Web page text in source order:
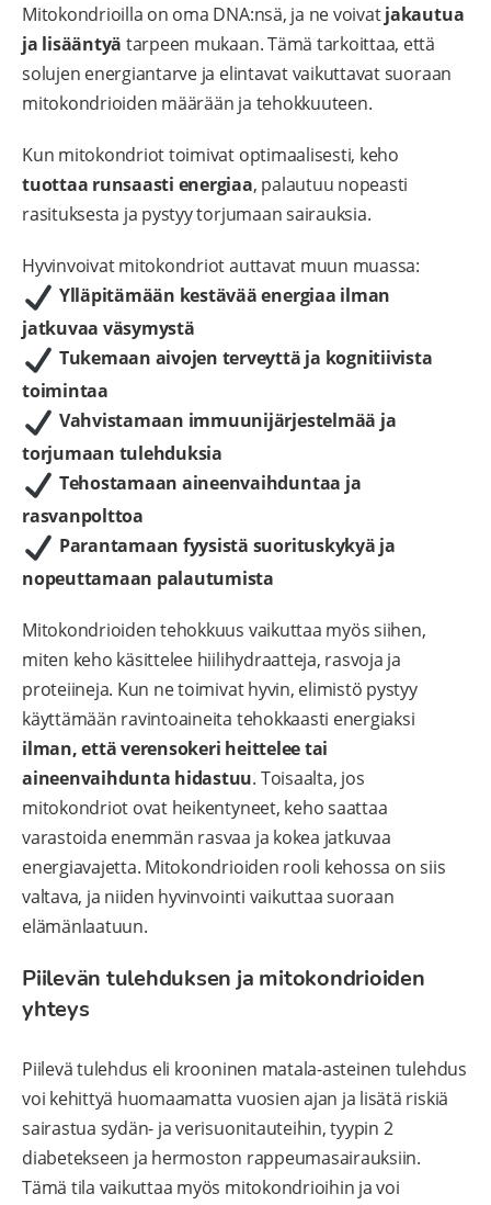
Mitokondrioilla on oma DNA:nsä, ja ne voivatjakautua
ja lisääntyä tarpeen mukaan. Tämä tarkoittaa, että
solujen energiantarve ja elintavat vaikuttavat suoraan
mitokondrioiden määrään ja tehokkuuteen.
Kun mitokondriot toimivat optimaalisesti, keho
tuottaa runsaasti energiaa, palautuu nopeasti
rasituksesta ja pystyy torjumaan sairauksia.
Hyvinvoivat mitokondriot auttavat muun muassa:
Ylläpitämään kestävää energiaa ilman
jatkuvaa väsymystä
Tukemaan aivojen terveyttä ja kognitiivista
toimintaa
Vahvistamaan immuunijärjestelmää ja
torjumaan tulehduksia
Tehostamaan aineenvaihduntaa ja
rasvanpolttoa
Parantamaan fyysistä suorituskykyä ja
nopeuttamaan palautumista
Mitokondrioiden tehokkuus vaikuttaa myös siihen,
miten keho käsittelee hiilihydraatteja, rasvoja ja
proteiineja. Kun ne toimivat hyvin, elimistö pystyy
käyttämään ravintoaineita tehokkaasti energiaksi
ilman, että verensokeri heittelee tai
aineenvaihdunta hidastuu. Toisaalta, jos
mitokondriot ovat heikentyneet, keho saattaa
varastoida enemmän rasvaa ja kokea jatkuvaa
energiavajetta. Mitokondrioiden rooli kehossa on siis
valtava, ja niiden hyvinvointi vaikuttaa suoraan
elämänlaatuun.
Piilevän tulehduksen ja mitokondrioiden
yhteys
Piilevä tulehdus eli krooninen matala-asteinen tulehdus
voi kehittyä huomaamatta vuosien ajan ja lisätä riskiä
sairastua sydän- ja verisuonitauteihin, tyypin 2
diabetekseen ja hermoston rappeumasairauksiin.
Tämä tila vaikuttaa myös mitokondrioihin ja voi